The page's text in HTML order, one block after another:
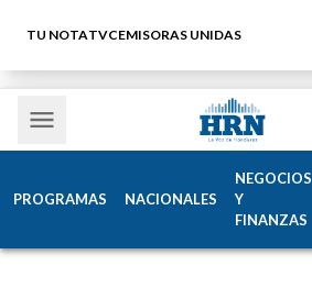
TU NOTATVCEMISORAS UNIDAS
PROGRAMAS NACIONALES
NEGOCIOS
Y
FINANZAS